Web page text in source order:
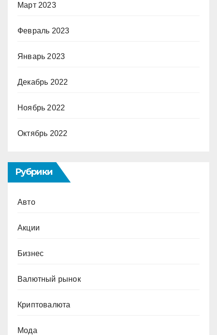
Март 2023
Февраль 2023
Январь 2023
Декабрь 2022
Ноябрь 2022
Октябрь 2022
Рубрики
Авто
Акции
Бизнес
Валютный рынок
Криптовалюта
Мода